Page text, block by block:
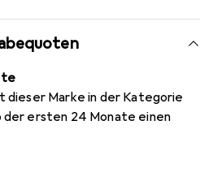
dieser Marke in der Kategorie
der ersten 24 Monate einen